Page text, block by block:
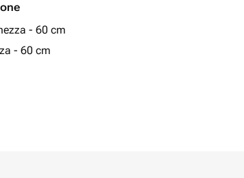
- 60 cm
- 60 cm